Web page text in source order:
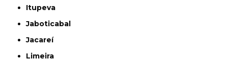
Itupeva
Jaboticabal
Jacareí
Limeira